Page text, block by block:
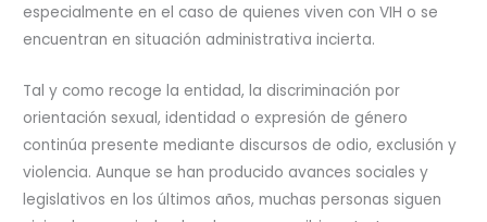
especialmente en el caso de quienes viven con VIH o se
encuentran en situación administrativa incierta.
Tal y como recoge la entidad, la discriminación por
orientación sexual, identidad o expresión de género
continúa presente mediante discursos de odio, exclusión y
violencia. Aunque se han producido avances sociales y
legislativos en los últimos años, muchas personas siguen